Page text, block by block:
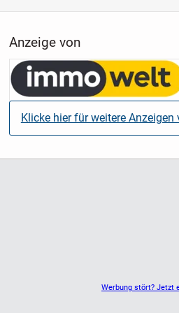
Werbung stört? Jetzt
Anzeige von
Klicke hier für weitere